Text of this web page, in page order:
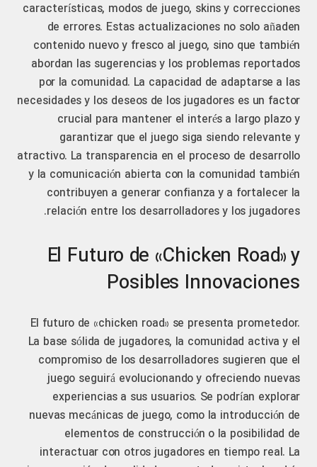
características, modos de juego, skins y correcciones
de errores. Estas actualizaciones no solo añaden
contenido nuevo y fresco al juego, sino que también
abordan las sugerencias y los problemas reportados
por la comunidad. La capacidad de adaptarse a las
necesidades y los deseos de los jugadores es un factor
crucial para mantener el interés a largo plazo y
garantizar que el juego siga siendo relevante y
atractivo. La transparencia en el proceso de desarrollo
y la comunicación abierta con la comunidad también
contribuyen a generar confianza y a fortalecer la
relación entre los desarrolladores y los jugadores.
El Futuro de «Chicken Road» y
Posibles Innovaciones
El futuro de «chicken road» se presenta prometedor.
La base sólida de jugadores, la comunidad activa y el
compromiso de los desarrolladores sugieren que el
juego seguirá evolucionando y ofreciendo nuevas
experiencias a sus usuarios. Se podrían explorar
nuevas mecánicas de juego, como la introducción de
elementos de construcción o la posibilidad de
interactuar con otros jugadores en tiempo real. La